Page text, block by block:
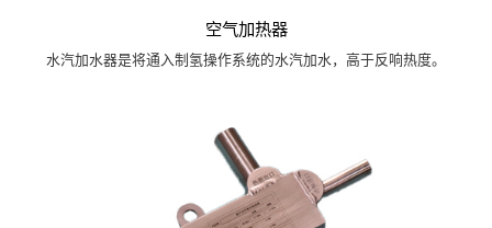
空气加热器
水汽加水器是将通入制氢操作系统的水汽加水，高于反响热度。